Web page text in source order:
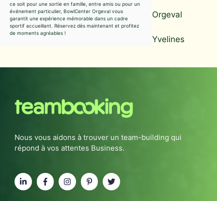
ce soit pour une sortie en famille, entre amis ou pour un
événement particulier, BowlCenter Orgeval vous
garantit une expérience mémorable dans un cadre
sportif accueillant. Réservez dès maintenant et profitez
de moments agréables !
Orgeval
Yvelines
Nous vous aidons à trouver un team-building qui
répond à vos attentes Business.